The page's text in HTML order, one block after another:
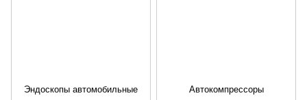
Эндоскопы автомобильные Автокомпрессоры